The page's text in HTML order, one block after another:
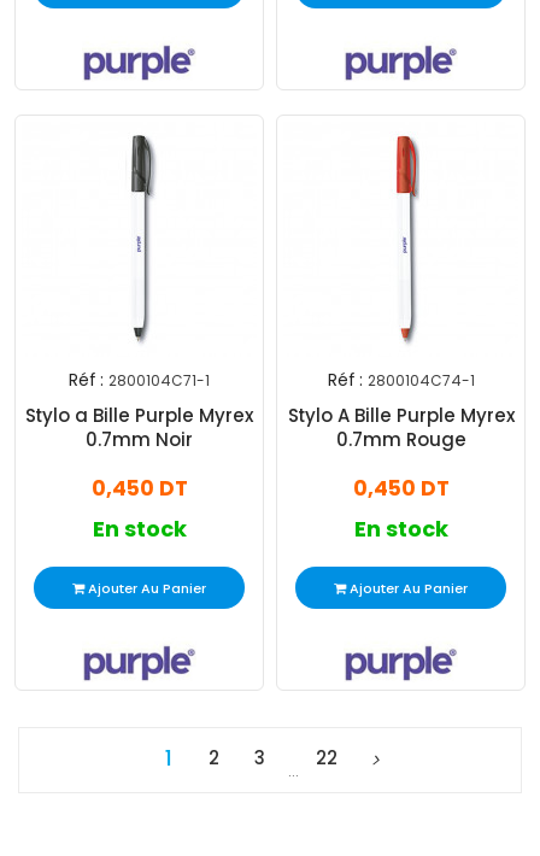
Réf : 2800104C71-1
Stylo a Bille Purple Myrex
0.7mm Noir
0,450 DT
En stock
Ajouter Au Panier
Réf : 2800104C74-1
Stylo A Bille Purple Myrex
0.7mm Rouge
0,450 DT
En stock
Ajouter Au Panier
1 2 3
…
22